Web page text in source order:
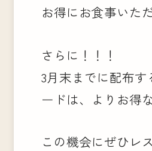
お得にお食事いた
さらに！！！
3月末までに配布す
ードは、よりお得
この機会にぜひレ